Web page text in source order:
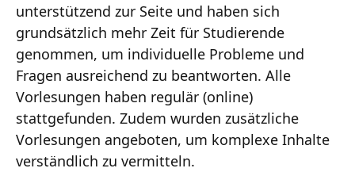
unterstützend zur Seite und haben sich
grundsätzlich mehr Zeit für Studierende
genommen, um individuelle Probleme und
Fragen ausreichend zu beantworten. Alle
Vorlesungen haben regulär (online)
stattgefunden. Zudem wurden zusätzliche
Vorlesungen angeboten, um komplexe Inhalte
verständlich zu vermitteln.